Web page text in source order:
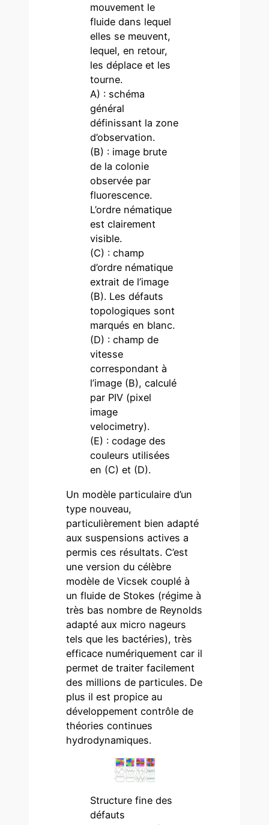
mouvement le
fluide dans lequel
elles se meuvent,
lequel, en retour,
les déplace et les
tourne.
A) : schéma
général
définissant la zone
d’observation.
(B) : image brute
de la colonie
observée par
fluorescence.
L’ordre nématique
est clairement
visible.
(C) : champ
d’ordre nématique
extrait de l’image
(B). Les défauts
topologiques sont
marqués en blanc.
(D) : champ de
vitesse
correspondant à
l’image (B), calculé
par PIV (pixel
image
velocimetry).
(E) : codage des
couleurs utilisées
en (C) et (D).
Un modèle particulaire d’un
type nouveau,
particulièrement bien adapté
aux suspensions actives a
permis ces résultats. C’est
une version du célèbre
modèle de Vicsek couplé à
un fluide de Stokes (régime à
très bas nombre de Reynolds
adapté aux micro nageurs
tels que les bactéries), très
efficace numériquement car il
permet de traiter facilement
des millions de particules. De
plus il est propice au
développement contrôle de
théories continues
hydrodynamiques.
Structure fine des
défauts